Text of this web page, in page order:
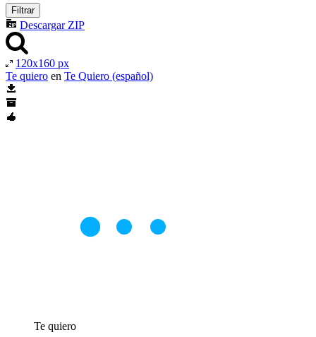
Descargar ZIP
120x160 px
Te quiero en Te Quiero (español)
Te quiero